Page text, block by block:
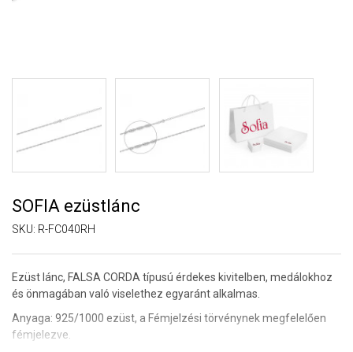
SOFIA ezüstlánc
SKU: R-FC040RH
Ezüst lánc, FALSA CORDA típusú érdekes kivitelben, medálokhoz
és önmagában való viselethez egyaránt alkalmas.
Anyaga: 925/1000 ezüst, a Fémjelzési törvénynek megfelelően
fémjelezve.